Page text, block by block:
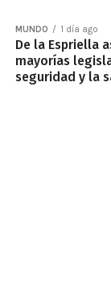
MUNDO 1 día ago
De la Espriella
mayorías
seguridad y la